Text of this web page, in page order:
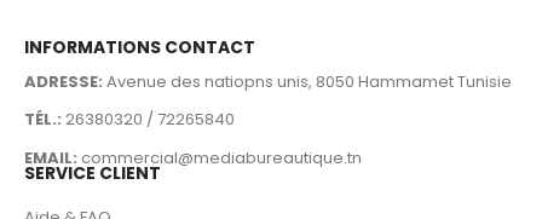
INFORMATIONS CONTACT
ADRESSE: Avenue des natiopns unis, 8050 Hammamet Tunisie
TÉL.: 26380320 / 72265840
EMAIL: commercial@mediabureautique.tn
SERVICE CLIENT